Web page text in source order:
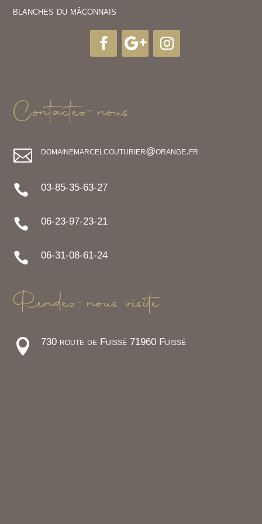
blanches du mâconnais
Contactez-nous
 domainemarcelcouturier@orange.fr
 03-85-35-63-27
 06-23-97-23-21
 06-31-08-61-24
Rendez-nous visite
 730 route de Fuissé 71960 Fuissé